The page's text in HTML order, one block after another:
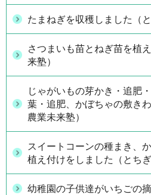
たまねぎを収穫しました（
さつまいも苗とねぎ苗を植
来塾）
じゃがいもの芽かき・追肥
葉・追肥、かぼちゃの敷き
農業未来塾）
スイートコーンの種まき、
植え付けをしました（とちぎ
幼稚園の子供達がいちごの